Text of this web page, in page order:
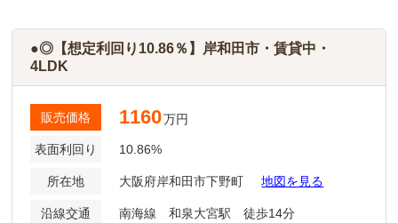
●◎【想定利回り10.86％】岸和田市・賃貸中・
4LDK
販売価格 1160万円
表面利回り 10.86%
所在地 大阪府岸和田市下野町 地図を見る
沿線交通 南海線 和泉大宮駅 徒歩14分